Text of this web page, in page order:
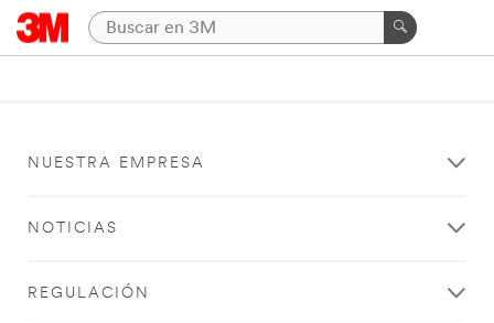
NUESTRA EMPRESA
NOTICIAS
REGULACIÓN